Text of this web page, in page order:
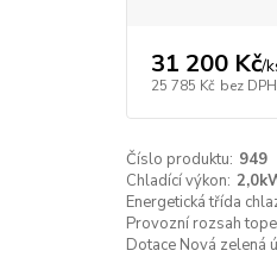
31 200 Kč/
25 785 Kč bez DPH
Číslo produktu: 949
Chladící výkon:
Energetická třída
Provozní rozsah
Dotace Nová zelená